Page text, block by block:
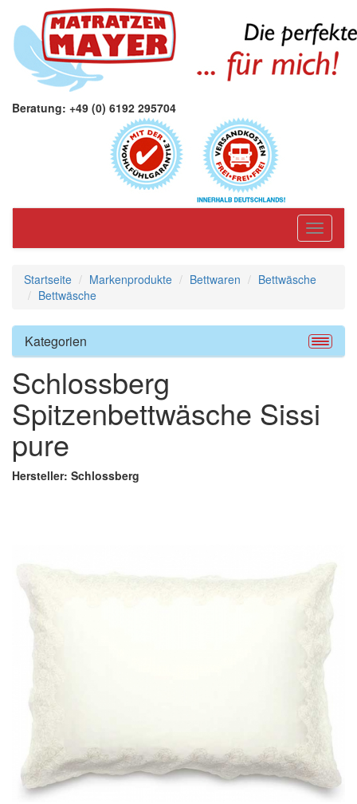
Beratung: +49 (0) 6192 295704
Toggle
Startseite Markenprodukte Bettwaren
Bettwäsche
Bettwäsche
Kategorien
Schlossberg
Spitzenbettwäsche Sissi
pure
Hersteller: Schlossberg